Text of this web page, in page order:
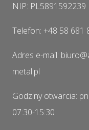
NIP: PL5891592239
Telefon: +48 58 681
Adres e-mail:
metal.pl
Godziny otwarcia:
07:30-15:30